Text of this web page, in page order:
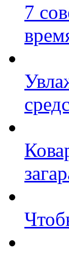
7